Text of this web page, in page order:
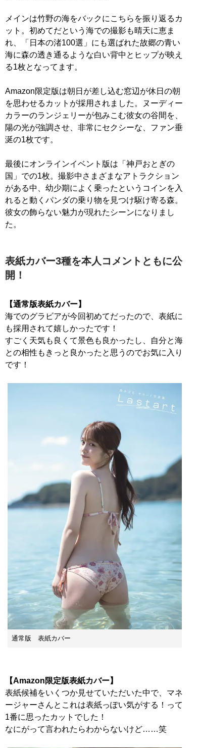
メインは竹野の海をバックにこちらを振り返るカ
ット。初めてだという海での撮影も晴天に恵ま
れ、「日本の渚100選」にも選ばれた故郷の青い
海に森の透き通るような白い背中とヒップが映え
る1枚となってます。
Amazon限定版は朝日が差し込む窓辺が休日の朝
を思わせるカットが採用されました。ヌーディー
カラーのランジェリーが包みこむ彼女の谷間を、
陽の光が強調させ、非常にセクシーな、ファン垂
涎の1枚です。
最後にオンラインイベント版は「神戸おとぎの
国」での1枚。撮影中さまざまなアトラクション
がある中、幼少期によく乗ったというコインを入
れると動くパンダの乗り物を見つけ駆け寄る森。
彼女の飾らない魅力が現れたシーンになりまし
た。
表紙カバー3種を本人コメントともに公
開！
【通常版表紙カバー】
海でのグラビアが今回初めてだったので、表紙に
も採用されて嬉しかったです！
すごく天気も良くて景色も良かったし、自分と海
との相性もきっと良かったと思うのでお気に入り
です！
通常版 表紙カバー
【Amazon限定版表紙カバー】
表紙候補をいくつか見せていただいた中で、マネ
ージャーさんとこれは表紙っぽい気がする！って
1番に思ったカットでした！
なにがって言われたらわからないけど……笑